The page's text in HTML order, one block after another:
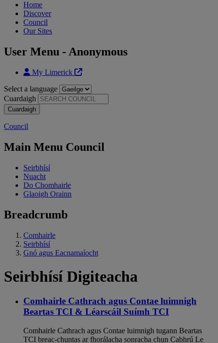
Home
Discover
Council
Our Sites
User Menu - Anonymous
My Limerick
Select a language
Cuardaigh
Council
Main Menu Council
Seirbhísí
Nuacht
Do Chomhairle
Glaoigh Orainn
Breadcrumb
Comhairle
Seirbhísí
Gnó agus Eacnamaíocht
Seirbhísí Digiteacha
Comhairle Cathrach agus Contae luimnigh
Beartas TCI & Léarscáil Suímh TCI
Comhairle Cathrach agus Contae luimnigh tugann Beartas
TCI breac-chuntas ar fhorálacha sonracha chun Cabhrú Le